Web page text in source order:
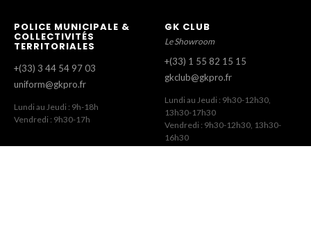
POLICE MUNICIPALE &
COLLECTIVITÉS
TERRITORIALES
+(33) 3 44 54 97 03
uniform@gkpro.fr
Lundi au Jeudi : 9h-18h
Vendredi : 9h30-17h
GK CLUB
Le Showroom
+(33) 1 55 82 15 15
gkclub@gkpro.fr
Lundi au Jeudi : 9h30-12h30,
13h30-17h30
Vendredi : 9h30-12h30, 13h30-
16h30